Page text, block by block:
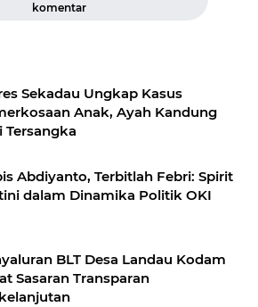
komentar
Sekadau Ungkap Kasus
Anak, Ayah Kandung
Tersangka
Abdiyanto, Terbitlah Febri: Spirit
dalam Dinamika Politik OKI
BLT Desa Landau Kodam
Sasaran Transparan